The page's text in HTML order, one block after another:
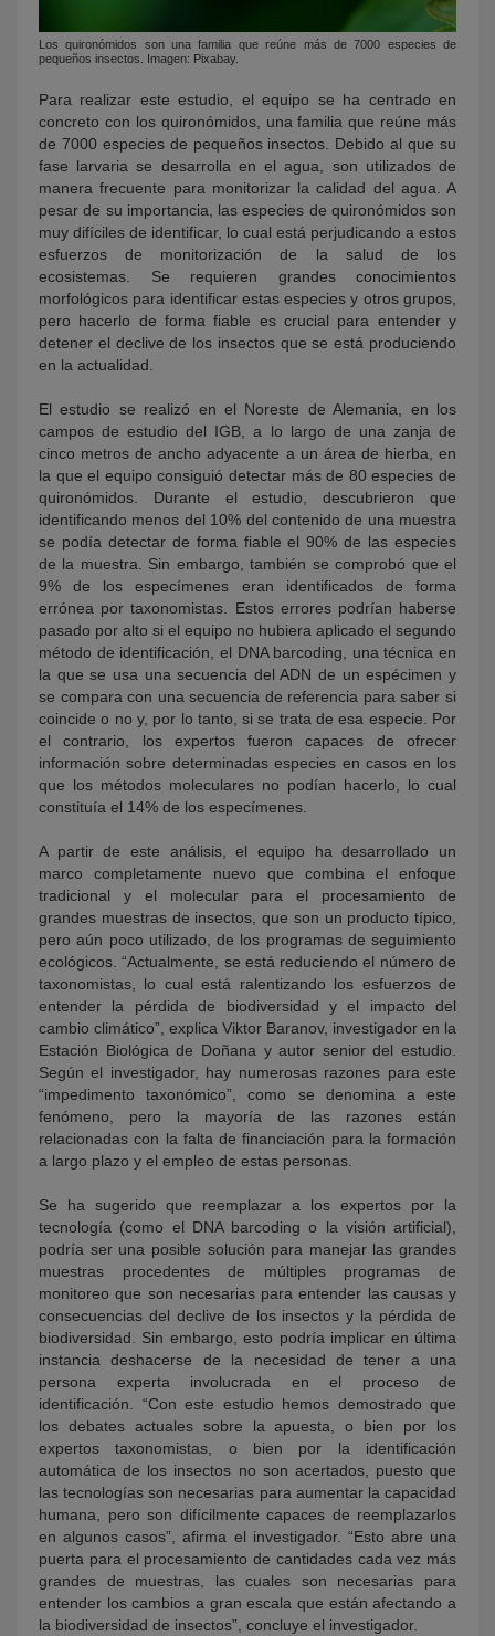
Los quironómidos son una familia que reúne más de 7000 especies de
pequeños insectos. Imagen: Pixabay.
Para realizar este estudio, el equipo se ha centrado en
concreto con los quironómidos, una familia que reúne más
de 7000 especies de pequeños insectos. Debido al que su
fase larvaria se desarrolla en el agua, son utilizados de
manera frecuente para monitorizar la calidad del agua. A
pesar de su importancia, las especies de quironómidos son
muy difíciles de identificar, lo cual está perjudicando a estos
esfuerzos de monitorización de la salud de los
ecosistemas. Se requieren grandes conocimientos
morfológicos para identificar estas especies y otros grupos,
pero hacerlo de forma fiable es crucial para entender y
detener el declive de los insectos que se está produciendo
en la actualidad.
El estudio se realizó en el Noreste de Alemania, en los
campos de estudio del IGB, a lo largo de una zanja de
cinco metros de ancho adyacente a un área de hierba, en
la que el equipo consiguió detectar más de 80 especies de
quironómidos. Durante el estudio, descubrieron que
identificando menos del 10% del contenido de una muestra
se podía detectar de forma fiable el 90% de las especies
de la muestra. Sin embargo, también se comprobó que el
9% de los especímenes eran identificados de forma
errónea por taxonomistas. Estos errores podrían haberse
pasado por alto si el equipo no hubiera aplicado el segundo
método de identificación, el DNA barcoding, una técnica en
la que se usa una secuencia del ADN de un espécimen y
se compara con una secuencia de referencia para saber si
coincide o no y, por lo tanto, si se trata de esa especie. Por
el contrario, los expertos fueron capaces de ofrecer
información sobre determinadas especies en casos en los
que los métodos moleculares no podían hacerlo, lo cual
constituía el 14% de los especímenes.
A partir de este análisis, el equipo ha desarrollado un
marco completamente nuevo que combina el enfoque
tradicional y el molecular para el procesamiento de
grandes muestras de insectos, que son un producto típico,
pero aún poco utilizado, de los programas de seguimiento
ecológicos. “Actualmente, se está reduciendo el número de
taxonomistas, lo cual está ralentizando los esfuerzos de
entender la pérdida de biodiversidad y el impacto del
cambio climático”, explica Viktor Baranov, investigador en la
Estación Biológica de Doñana y autor senior del estudio.
Según el investigador, hay numerosas razones para este
“impedimento taxonómico”, como se denomina a este
fenómeno, pero la mayoría de las razones están
relacionadas con la falta de financiación para la formación
a largo plazo y el empleo de estas personas.
Se ha sugerido que reemplazar a los expertos por la
tecnología (como el DNA barcoding o la visión artificial),
podría ser una posible solución para manejar las grandes
muestras procedentes de múltiples programas de
monitoreo que son necesarias para entender las causas y
consecuencias del declive de los insectos y la pérdida de
biodiversidad. Sin embargo, esto podría implicar en última
instancia deshacerse de la necesidad de tener a una
persona experta involucrada en el proceso de
identificación. “Con este estudio hemos demostrado que
los debates actuales sobre la apuesta, o bien por los
expertos taxonomistas, o bien por la identificación
automática de los insectos no son acertados, puesto que
las tecnologías son necesarias para aumentar la capacidad
humana, pero son difícilmente capaces de reemplazarlos
en algunos casos”, afirma el investigador. “Esto abre una
puerta para el procesamiento de cantidades cada vez más
grandes de muestras, las cuales son necesarias para
entender los cambios a gran escala que están afectando a
la biodiversidad de insectos”, concluye el investigador.